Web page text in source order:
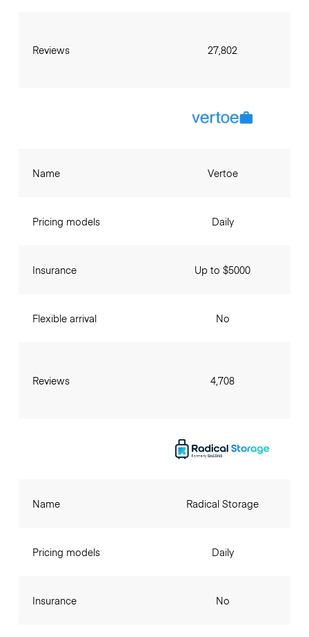
Reviews 27,802
Name
Pricing models
Insurance
Flexible arrival
Reviews
Vertoe
Daily
Up to $5000
No
4,708
Name
Pricing models
Insurance
Radical Storage
Daily
No